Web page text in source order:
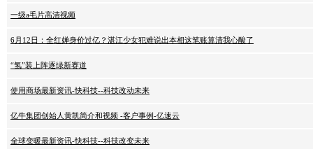
一级a毛片高清视频
6月12日：全红婵身价过亿？湛江少女犯难说出本相这笔账算清我心酸了
“氢”装上阵逐绿新赛道
使用商场最新资讯-快科技--科技改动未来
亿牛集团创始人黄凯简介和视频 -客户事例-亿速云
全球变暖最新资讯-快科技--科技改变未来